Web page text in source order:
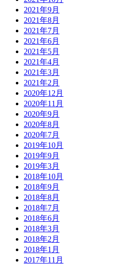
2021年9月
2021年8月
2021年7月
2021年6月
2021年5月
2021年4月
2021年3月
2021年2月
2020年12月
2020年11月
2020年9月
2020年8月
2020年7月
2019年10月
2019年9月
2019年3月
2018年10月
2018年9月
2018年8月
2018年7月
2018年6月
2018年3月
2018年2月
2018年1月
2017年11月